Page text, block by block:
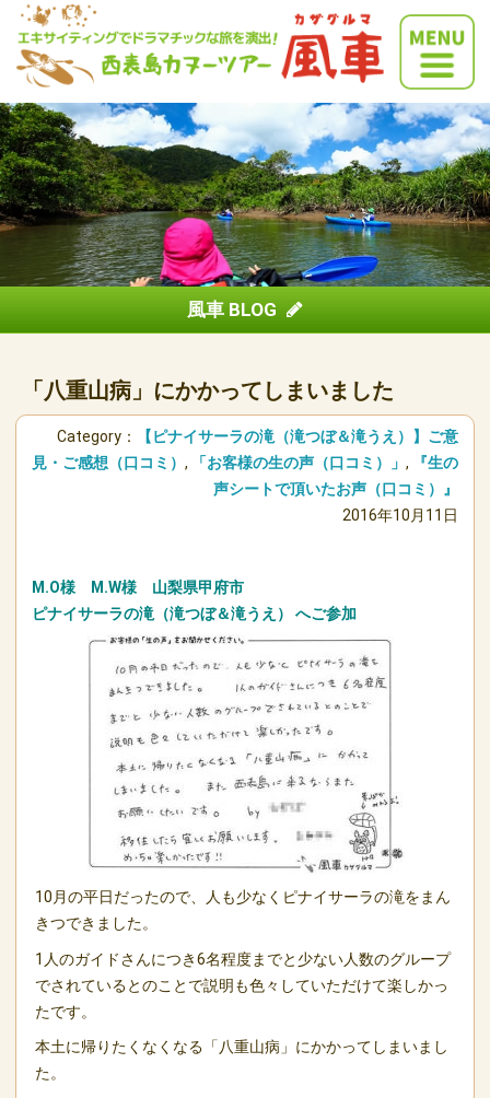
風車 BLOG
「八重山病」にかかってしまいました
Category：
【ピナイサーラの滝（滝つぼ＆滝うえ）】ご意
見・ご感想（口コミ） , 「お客様の生の声（口コミ）」 ,
『生の
声シートで頂いたお声（口コミ）』
2016年10月11日
M.O様 M.W様 山梨県甲府市
ピナイサーラの滝（滝つぼ＆滝うえ）
へご参加
10月の平日だったので、人も少なくピナイサーラの滝をまん
きつできました。
1人のガイドさんにつき6名程度までと少ない人数のグループ
でされているとのことで説明も色々していただけて楽しかっ
たです。
本土に帰りたくなくなる「八重山病」にかかってしまいまし
た。